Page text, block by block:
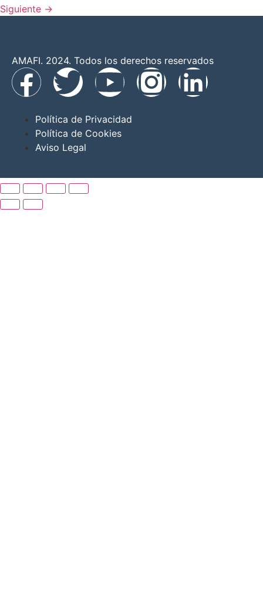
Siguiente →
AMAFI. 2024. Todos los derechos reservados
Política de Privacidad
Política de Cookies
Aviso Legal